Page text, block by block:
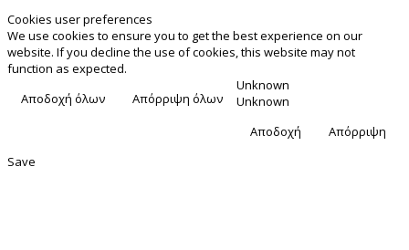
Cookies user preferences
We use cookies to ensure you to get the best experience on our
website. If you decline the use of cookies, this website may not
function as expected.
Αποδοχή όλων
Απόρριψη όλων
Unknown
Unknown
Αποδοχή
Απόρριψη
Save